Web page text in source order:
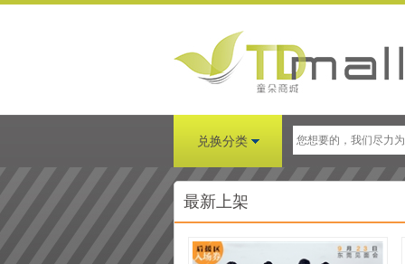
兑换分类
最新上架